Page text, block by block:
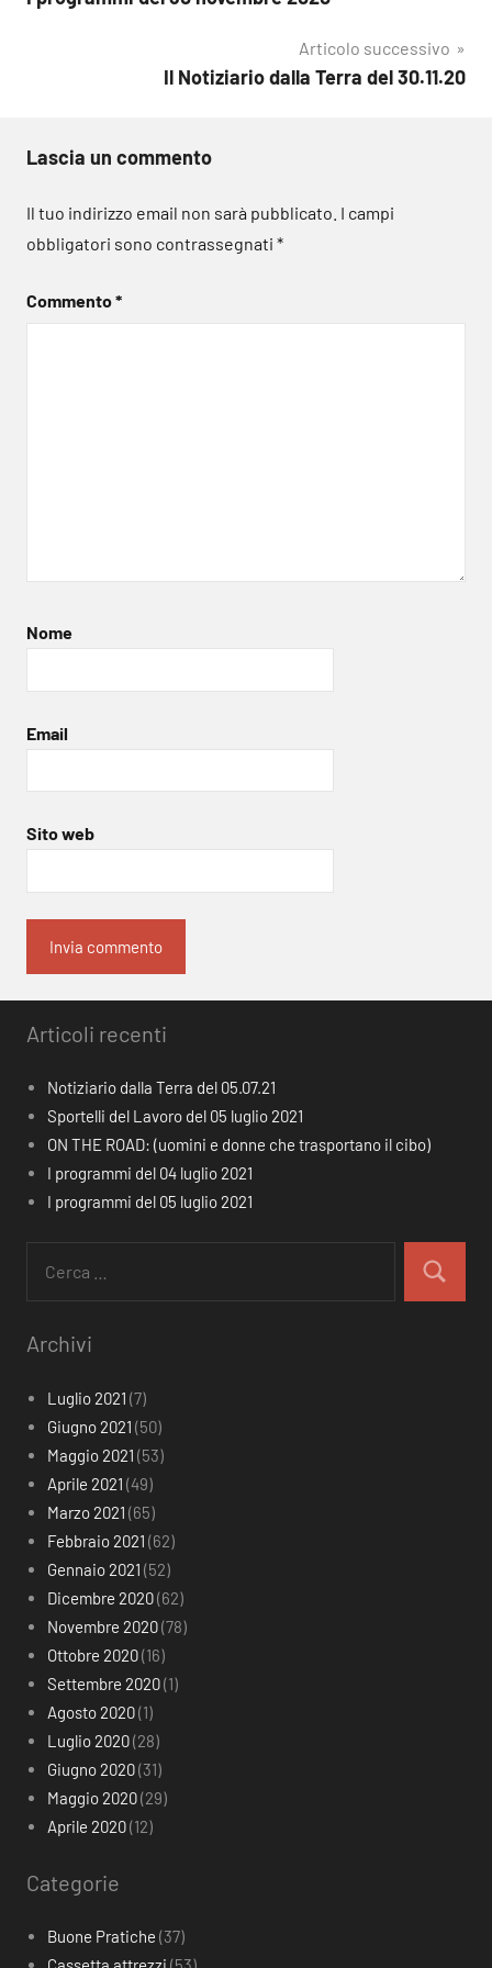
articoli
Articolo successivo
Il Notiziario dalla Terra del 30.11.20
Lascia un commento
Il tuo indirizzo email non sarà pubblicato. I campi
obbligatori sono contrassegnati *
Commento*
Nome
Email
Sito web
Articoli recenti
Notiziario dalla Terra del 05.07.21
Sportelli del Lavoro del 05 luglio 2021
ON THE ROAD: (uomini e donne che trasportano il cibo)
I programmi del 04 luglio 2021
I programmi del 05 luglio 2021
per:
Cerca
Archivi
Luglio 2021 (7)
Giugno 2021 (50)
Maggio 2021 (53)
Aprile 2021 (49)
Marzo 2021 (65)
Febbraio 2021 (62)
Gennaio 2021 (52)
Dicembre 2020(62)
Novembre 2020(78)
Ottobre 2020(16)
Settembre 2020(1)
Agosto 2020(1)
Luglio 2020(28)
Giugno 2020(31)
Maggio 2020(29)
Aprile 2020(12)
Categorie
Buone Pratiche (37)